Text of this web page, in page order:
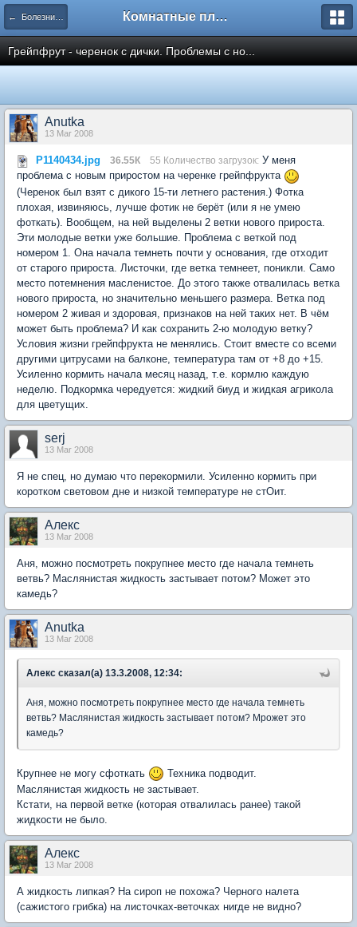
← Болезни и вредители плодовых культур Комнатные плодовые экзоты
Грейпфрут - черенок с дички. Проблемы с но...
Anutka
13 Mar 2008
P1140434.jpg 36.55К 55 Количество загрузок: У меня
проблема с новым приростом на черенке грейпфрукта
(Черенок был взят с дикого 15-ти летнего растения.) Фотка
плохая, извиняюсь, лучше фотик не берёт (или я не умею
фоткать). Вообщем, на ней выделены 2 ветки нового прироста.
Эти молодые ветки уже большие. Проблема с веткой под
номером 1. Она начала темнеть почти у основания, где отходит
от старого прироста. Листочки, где ветка темнеет, поникли. Само
место потемнения масленистое. До этого также отвалилась ветка
нового прироста, но значительно меньшего размера. Ветка под
номером 2 живая и здоровая, признаков на ней таких нет. В чём
может быть проблема? И как сохранить 2-ю молодую ветку?
Условия жизни грейпфрукта не менялись. Стоит вместе со всеми
другими цитрусами на балконе, температура там от +8 до +15.
Усиленно кормить начала месяц назад, т.е. кормлю каждую
неделю. Подкормка чередуется: жидкий биуд и жидкая агрикола
для цветущих.
serj
13 Mar 2008
Я не спец, но думаю что перекормили. Усиленно кормить при
коротком световом дне и низкой температуре не стОит.
Aлекc
13 Mar 2008
Аня, можно посмотреть покрупнее место где начала темнеть
ветвь? Маслянистая жидкость застывает потом? Может это
камедь?
Anutka
13 Mar 2008
Алекс сказал(а) 13.3.2008, 12:34:
Аня, можно посмотреть покрупнее место где начала темнеть
ветвь? Маслянистая жидкость застывает потом? Мрожет это
камедь?
Крупнее не могу сфоткать
Техника подводит.
Маслянистая жидкость не застывает.
Кстати, на первой ветке (которая отвалилась ранее) такой
жидкости не было.
Aлекc
13 Mar 2008
А жидкость липкая? На сироп не похожа? Черного налета
(сажистого грибка) на листочках-веточках нигде не видно?